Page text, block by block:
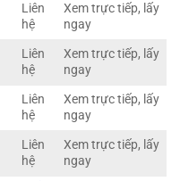
Liên
hệ
Xem trực tiếp, lấy
ngay
Liên
hệ
Xem trực tiếp, lấy
ngay
Liên
hệ
Xem trực tiếp, lấy
ngay
Liên
hệ
Xem trực tiếp, lấy
ngay